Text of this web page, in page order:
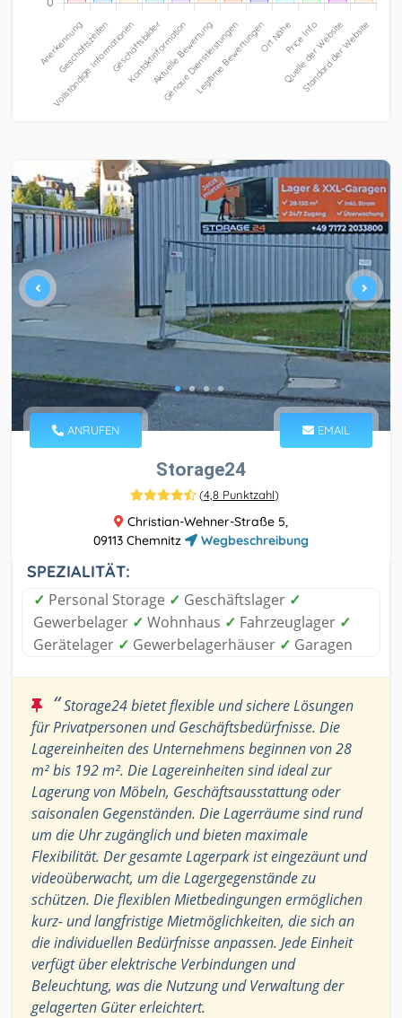
ANRUFEN EMAIL
Storage24
(4,8 Punktzahl)
Christian-Wehner-Straße 5,
09113 Chemnitz
Wegbeschreibung
SPEZIALITÄT:
✓ Personal Storage ✓ Geschäftslager ✓
Gewerbelager ✓ Wohnhaus ✓ Fahrzeuglager ✓
Gerätelager ✓ Gewerbelagerhäuser ✓ Garagen
“Storage24 bietet flexible und sichere Lösungen
für Privatpersonen und Geschäftsbedürfnisse. Die
Lagereinheiten des Unternehmens beginnen von 28
m² bis 192 m². Die Lagereinheiten sind ideal zur
Lagerung von Möbeln, Geschäftsausstattung oder
saisonalen Gegenständen. Die Lagerräume sind rund
um die Uhr zugänglich und bieten maximale
Flexibilität. Der gesamte Lagerpark ist eingezäunt und
videoüberwacht, um die Lagergegenstände zu
schützen. Die flexiblen Mietbedingungen ermöglichen
kurz- und langfristige Mietmöglichkeiten, die sich an
die individuellen Bedürfnisse anpassen. Jede Einheit
verfügt über elektrische Verbindungen und
Beleuchtung, was die Nutzung und Verwaltung der
gelagerten Güter erleichtert.